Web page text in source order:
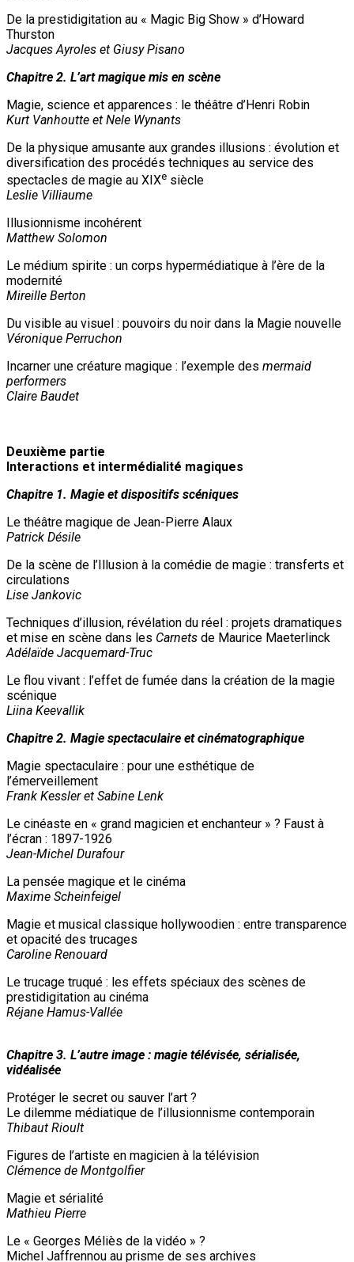
De la prestidigitation au « Magic Big Show » d’Howard
Thurston
Jacques Ayroles et Giusy Pisano
Chapitre 2. L’art magique mis en scène
Magie, science et apparences : le théâtre d’Henri Robin
Kurt Vanhoutte et Nele Wynants
De la physique amusante aux grandes illusions : évolution et
diversification des procédés techniques au service des
spectacles de magie au XIXe siècle
Leslie Villiaume
Illusionnisme incohérent
Matthew Solomon
Le médium spirite : un corps hypermédiatique à l’ère de la
modernité
Mireille Berton
Du visible au visuel : pouvoirs du noir dans la Magie nouvelle
Véronique Perruchon
Incarner une créature magique : l’exemple des mermaid
performers
Claire Baudet
Deuxième partie
Interactions et intermédialité magiques
Chapitre 1. Magie et dispositifs scéniques
Le théâtre magique de Jean-Pierre Alaux
Patrick Désile
De la scène de l’Illusion à la comédie de magie : transferts et
circulations
Lise Jankovic
Techniques d’illusion, révélation du réel : projets dramatiques
et mise en scène dans les Carnets de Maurice Maeterlinck
Adélaïde Jacquemard-Truc
Le flou vivant : l’effet de fumée dans la création de la magie
scénique
Liina Keevallik
Chapitre 2. Magie spectaculaire et cinématographique
Magie spectaculaire : pour une esthétique de
l’émerveillement
Frank Kessler et Sabine Lenk
Le cinéaste en « grand magicien et enchanteur » ? Faust à
l’écran : 1897-1926
Jean-Michel Durafour
La pensée magique et le cinéma
Maxime Scheinfeigel
Magie et musical classique hollywoodien : entre transparence
et opacité des trucages
Caroline Renouard
Le trucage truqué : les effets spéciaux des scènes de
prestidigitation au cinéma
Réjane Hamus-Vallée
Chapitre 3. L’autre image : magie télévisée, sérialisée,
vidéalisée
Protéger le secret ou sauver l’art ?
Le dilemme médiatique de l’illusionnisme contemporain
Thibaut Rioult
Figures de l’artiste en magicien à la télévision
Clémence de Montgolfier
Magie et sérialité
Mathieu Pierre
Le « Georges Méliès de la vidéo » ?
Michel Jaffrennou au prisme de ses archives